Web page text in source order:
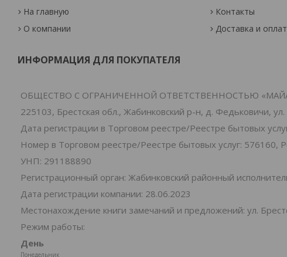
На главную
О компании
Контакты
Доставка и
ИНФОРМАЦИЯ ДЛЯ ПОКУПАТЕЛЯ
ОБЩЕСТВО С ОГРАНИЧЕННОЙ ОТВЕТСТВЕННОСТЬЮ
225103, Брестская обл., Жабинковский р-н, д. Федьковичи, ул.
Дата регистрации в Торговом реестре/Реестре бытовых
Номер в Торговом реестре/Реестре бытовых услуг: 576160,
УНП: 291188890
Регистрационный орган: Жабинковский районный
Дата регистрации компании: 28.06.2023
Местонахождение книги замечаний и предложений: ул.
Режим работы:
День
Понедельник